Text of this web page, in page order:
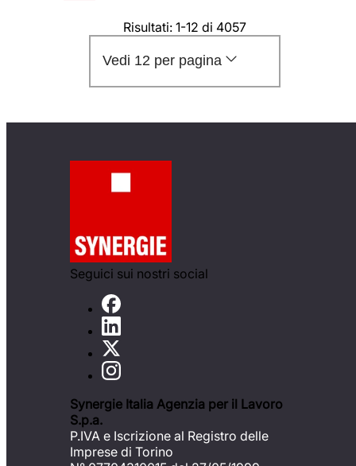
Risultati: 1-12 di 4057
Vedi 12 per pagina
Seguici sui nostri social
Synergie Italia Agenzia per il Lavoro
S.p.a.
P.IVA e Iscrizione al Registro delle
Imprese di Torino